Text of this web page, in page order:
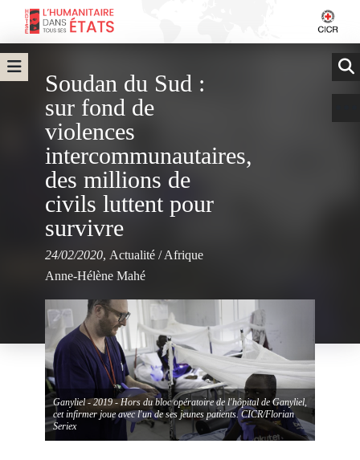
Soudan du Sud :
sur fond de
violences
intercommunautaires,
des millions de
civils luttent pour
survivre
24/02/2020, Actualité /Afrique
Anne-Hélène Mahé
Ganyliel - 2019 - Hors du bloc opératoire de l'hôpital de Ganyliel,
cet infirmer joue avec l'un de ses jeunes patients. CICR/Florian
Seriex